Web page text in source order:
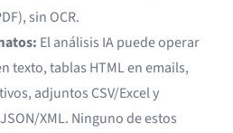
sin OCR.
El análisis IA puede operar
texto, tablas HTML en emails,
adjuntos CSV/Excel y
XML. Ninguno de estos